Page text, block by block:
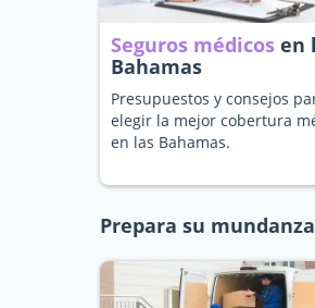
Seguros médicos en
Bahamas
Presupuestos y consejos
elegir la mejor cobertura
en las Bahamas.
Prepara su